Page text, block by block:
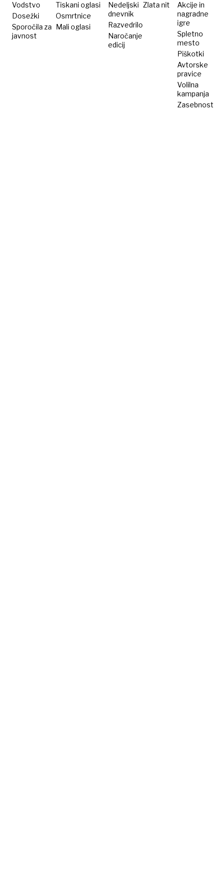
Vodstvo
Dosežki
Sporočila za
javnost
Tiskani oglasi
Osmrtnice
Mali oglasi
Nedeljski
dnevnik
Razvedrilo
Naročanje
edicij
Zlata nit
Akcije in
nagradne
igre
Spletno
mesto
Piškotki
Avtorske
pravice
Volilna
kampanja
Zasebnost